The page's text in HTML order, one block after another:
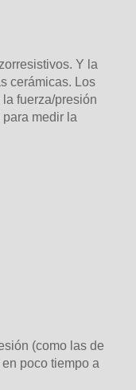
Y la
cerámicas. Los
fuerza/presión
medir la
(como las de
poco tiempo a